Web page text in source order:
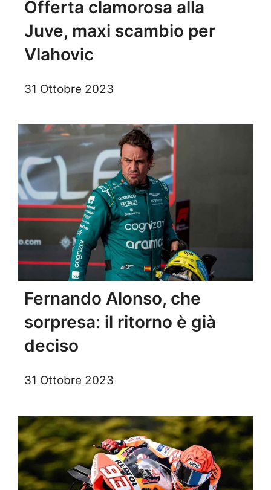
Offerta clamorosa alla
Juve, maxi scambio per
Vlahovic
31 Ottobre 2023
Fernando Alonso, che
sorpresa: il ritorno è già
deciso
31 Ottobre 2023